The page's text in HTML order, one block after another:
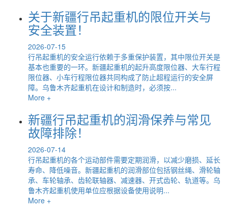
关于新疆行吊起重机的限位开关与
安全装置！
2026-07-15
行吊起重机的安全运行依赖于多重保护装置，其中限位开关是
基本也重要的一环。新疆起重机的起升高度限位器、大车行程
限位器、小车行程限位器共同构成了防止超程运行的安全屏
障。乌鲁木齐起重机在设计和制造时，必须按...
More +
新疆行吊起重机的润滑保养与常见
故障排除！
2026-07-14
行吊起重机的各个运动部件需要定期润滑，以减少磨损、延长
寿命、降低噪音。新疆起重机的润滑部位包括钢丝绳、滑轮轴
承、车轮轴承、齿轮联轴器、减速器、开式齿轮、轨道等。乌
鲁木齐起重机使用单位应根据设备使用说明...
More +